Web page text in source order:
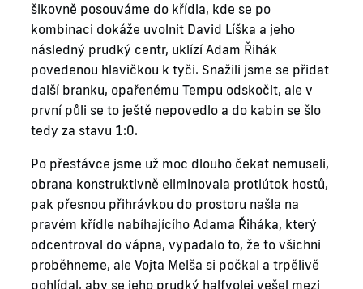
šikovně posouváme do křídla, kde se po
kombinaci dokáže uvolnit David Líška a jeho
následný prudký centr, uklízí Adam Řihák
povedenou hlavičkou k tyči. Snažili jsme se přidat
další branku, opařenému Tempu odskočit, ale v
první půli se to ještě nepovedlo a do kabin se šlo
tedy za stavu 1:0.
Po přestávce jsme už moc dlouho čekat nemuseli,
obrana konstruktivně eliminovala protiútok hostů,
pak přesnou přihrávkou do prostoru našla na
pravém křídle nabíhajícího Adama Řiháka, který
odcentroval do vápna, vypadalo to, že to všichni
proběhneme, ale Vojta Melša si počkal a trpělivě
pohlídal, aby se jeho prudký halfvolej vešel mezi